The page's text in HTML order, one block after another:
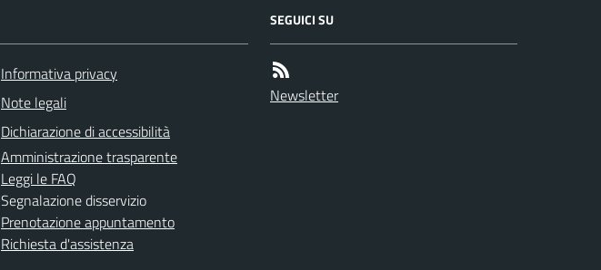
Informativa privacy
Note legali
Dichiarazione di accessibilità
Amministrazione trasparente
Leggi le FAQ
Segnalazione disservizio
Prenotazione appuntamento
Richiesta d'assistenza
SEGUICI SU
Newsletter